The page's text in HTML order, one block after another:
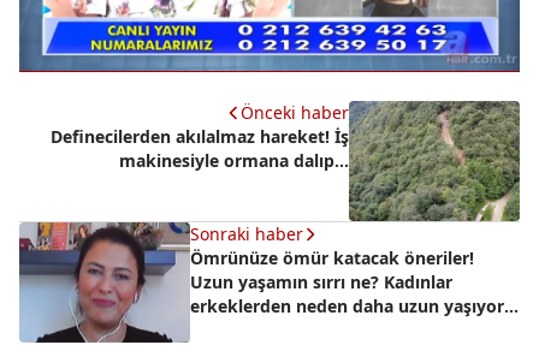
Önceki haber
Definecilerden akılalmaz hareket! İş
makinesiyle ormana dalıp...
Sonraki haber
Ömrünüze ömür katacak öneriler!
Uzun yaşamın sırrı ne? Kadınlar
erkeklerden neden daha uzun yaşıyor?